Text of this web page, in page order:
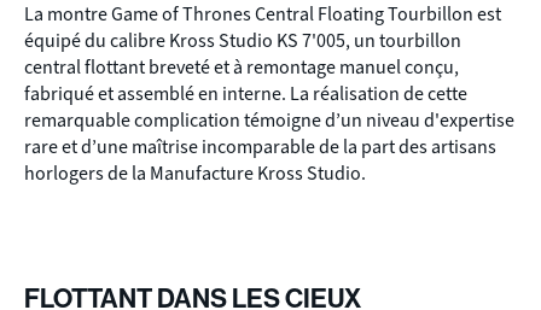
La montre Game of Thrones Central Floating Tourbillon est
équipé du calibre Kross Studio KS 7'005, un tourbillon
central flottant breveté et à remontage manuel conçu,
fabriqué et assemblé en interne. La réalisation de cette
remarquable complication témoigne d’un niveau d'expertise
rare et d’une maîtrise incomparable de la part des artisans
horlogers de la Manufacture Kross Studio.
FLOTTANT DANS LES CIEUX